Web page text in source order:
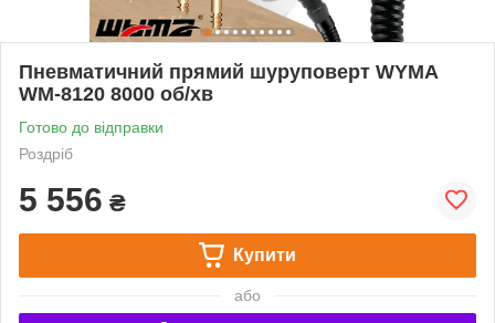
Пневматичний прямий шуруповерт WYMA
WM-8120 8000 об/хв
Готово до відправки
Роздріб
5 556 ₴
Купити
або